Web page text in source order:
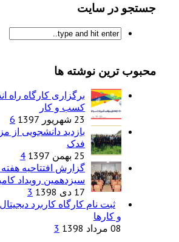
جستجو در سایت
محبوب ترین نوشته ها
برگزاری کارگاه راه
کسب و کار
23 شهریور 1397
6
بازدید دانشجویی از
فدک
25 بهمن 1397
4
گزارش افتتاحیه
سیزدهمین رویداد
17 دی 1398
3
ثبت نام کارگاه کاربرد
و کارها
08 مرداد 1398
3